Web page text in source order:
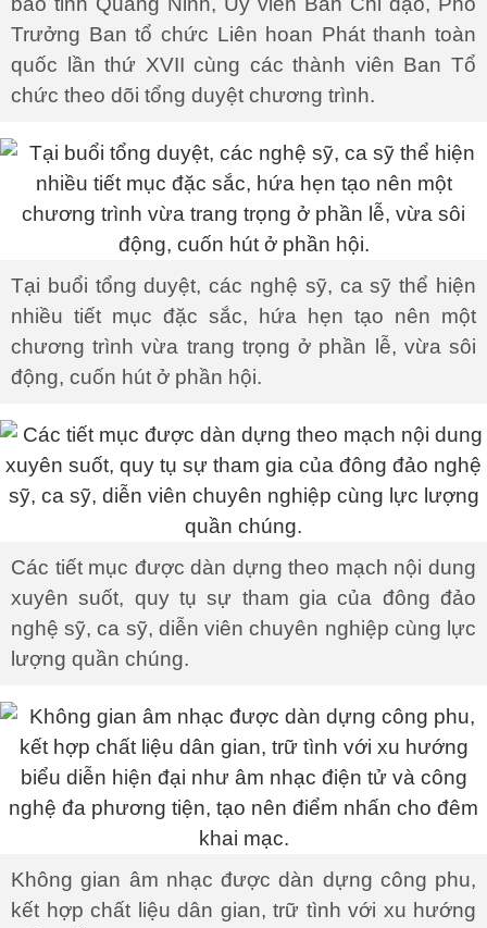
Trưởng Ban tổ chức Liên hoan Phát thanh toàn
quốc lần thứ XVII cùng các thành viên Ban Tổ
chức theo dõi tổng duyệt chương trình.
Tại buổi tổng duyệt, các nghệ sỹ, ca sỹ thể hiện
nhiều tiết mục đặc sắc, hứa hẹn tạo nên một
chương trình vừa trang trọng ở phần lễ, vừa sôi
động, cuốn hút ở phần hội.
Các tiết mục được dàn dựng theo mạch nội dung
xuyên suốt, quy tụ sự tham gia của đông đảo
nghệ sỹ, ca sỹ, diễn viên chuyên nghiệp cùng lực
lượng quần chúng.
Không gian âm nhạc được dàn dựng công phu,
kết hợp chất liệu dân gian, trữ tình với xu hướng